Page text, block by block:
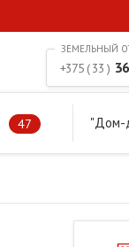
47 "Дом-
+375 ( 33 )